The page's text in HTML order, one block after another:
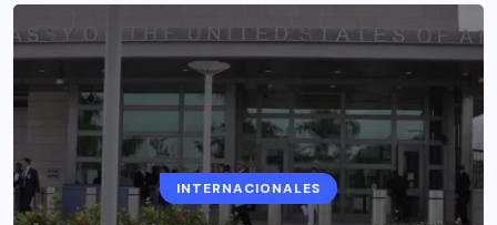
INTERNACIONALES